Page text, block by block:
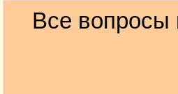
Все вопросы